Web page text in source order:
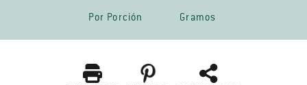
Por Porción Gramos